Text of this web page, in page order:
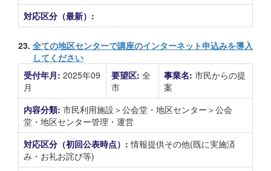
対応区分（最新）:
23. 全ての地区センターで講座のインターネット申込みを導入
してください
受付年月: 2025年09
月
要望区: 全
市
事業名: 市民からの提
案
内容分類: 市民利用施設＞公会堂・地区センター＞公会
堂・地区センター管理・運営
対応区分（初回公表時点）:情報提供その他(既に実施済
み・お礼お詫び等)